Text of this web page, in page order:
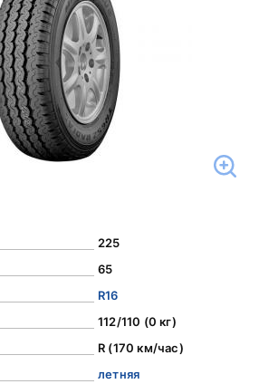
225
65
R16
112/110 (0 кг)
R (170 км/час)
летняя